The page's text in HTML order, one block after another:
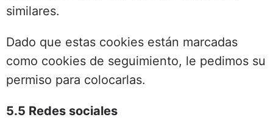
similares.
Dado que estas cookies están marcadas
como cookies de seguimiento, le pedimos su
permiso para colocarlas.
5.5 Redes sociales